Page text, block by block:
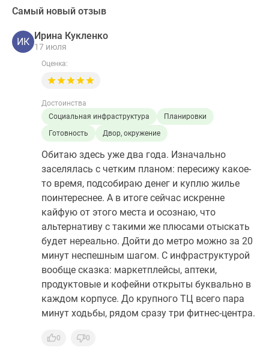
Самый новый отзыв
ИК
Ирина Кукленко
17 июля
Оценка:
Достоинства
Социальная инфраструктура
Планировки
Готовность
Двор, окружение
Обитаю здесь уже два года. Изначально
заселялась с четким планом: пересижу какое-
то время, подсобираю денег и куплю жилье
поинтереснее. А в итоге сейчас искренне
кайфую от этого места и осознаю, что
альтернативу с такими же плюсами отыскать
будет нереально. Дойти до метро можно за 20
минут неспешным шагом. С инфраструктурой
вообще сказка: маркетплейсы, аптеки,
продуктовые и кофейни открыты буквально в
каждом корпусе. До крупного ТЦ всего пара
минут ходьбы, рядом сразу три фитнес-центра.
0 0